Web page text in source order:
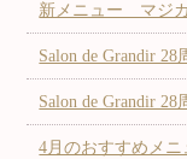
新メニュー マジ
Salon de Grandir
Salon de Grandir
4月のおすすめメニ